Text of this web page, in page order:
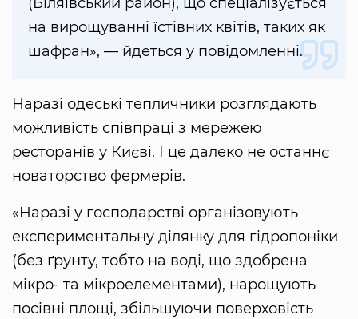
на вирощуванні їстівних квітів, таких як
шафран», — йдеться у повідомленні.
Наразі одеські тепличники розглядають
можливість співпраці з мережею
ресторанів у Києві. І це далеко не останнє
новаторство фермерів.
«Наразі у господарстві організовують
експериментальну ділянку для гідропоніки
(без ґрунту, тобто на воді, що здобрена
мікро- та мікроелементами), нарощують
посівні площі, збільшуючи поверховість